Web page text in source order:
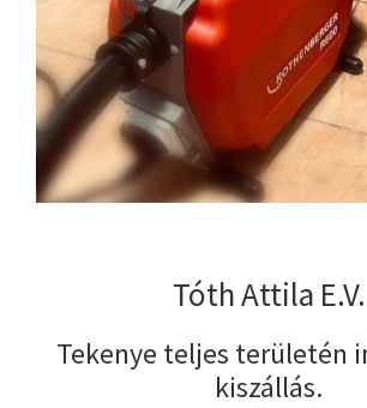
Tóth Attila E.V.
Tekenye teljes területén
kiszállás.